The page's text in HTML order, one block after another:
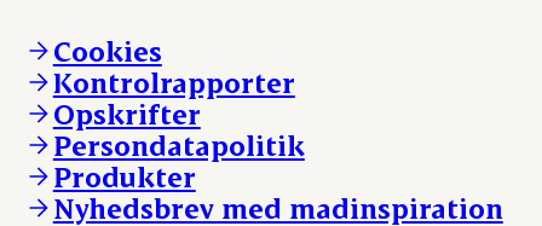
Vores resultater
Vores lokationer
Kontakt
Andelsejere - kreatur
Danishcrownprofessional.com
DAT-Schaub.com
ESS-FOOD.com
Fonden Dansk Gastronomi
KLS.se
nordicspoor.com
Scanhide.dk
Cookies
Kontrolrapporter
Opskrifter
Persondatapolitik
Produkter
Nyhedsbrev med madinspiration